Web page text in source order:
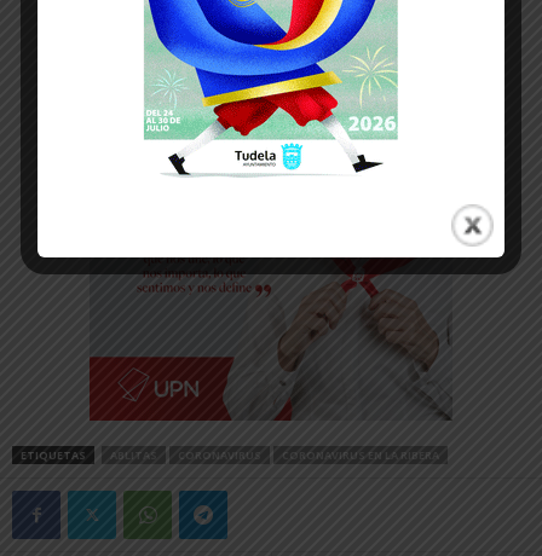
ETIQUETAS ABLITAS CORONAVIRUS CORONAVIRUS EN LA RIBERA